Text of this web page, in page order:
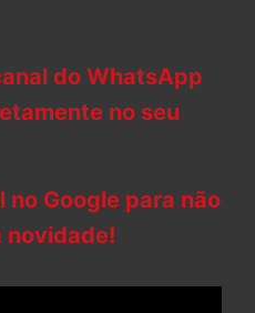
do WhatsApp
no seu
no Google para não
novidade!